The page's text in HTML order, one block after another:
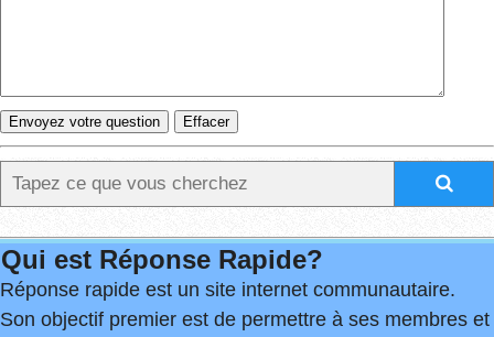
Qui est Réponse Rapide?
Réponse rapide est un site internet communautaire.
Son objectif premier est de permettre à ses membres et